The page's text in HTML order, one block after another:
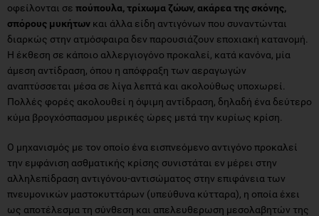
οφείλονται σε πούπουλα, τρίχωμα ζώων, ακάρεα της σκόνης,
σπόρους μυκήτων και άλλα είδη αντιγόνων που συναντώνται
διαρκώς στην ατμόσφαιρα δεν παρουσιάζουν εποχιακή κατανομή.
Η έκθεση σε κάποιο αλλεργιογόνο προκαλεί, κατά κανόνα, μία
άμεση αντίδραση, όπου η απόφραξη των αεραγωγών
αναπτύσσεται μέσα σε λίγα λεπτά και ακολούθως υποχωρεί.
Πολλές φορές ακολουθεί η όψιμη αντίδραση, δηλαδή ένα δεύτερο
κύμα βρογχόσπασμου μερικές ώρες μετά την κυρίως κρίση.
Ο μηχανισμός με τον οποίο ένα εισπνεόμενο αντιγόνο προκαλεί
την εμφάνιση ασθματικής κρίσης συνιστάται εν μέρει στην
αλληλεπίδραση αντιγόνου-αντισώματος στην επιφάνεια των
πνευμονικών μαστοκυττάρων (υπεύθυνα κύτταρα), η οποία έχει
ως αποτέλεσμα τη σύνθεση και απελευθερωση μεσολαβητών της